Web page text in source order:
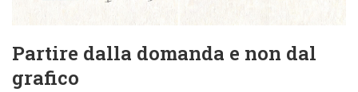
Partire dalla domanda e non dal
grafico